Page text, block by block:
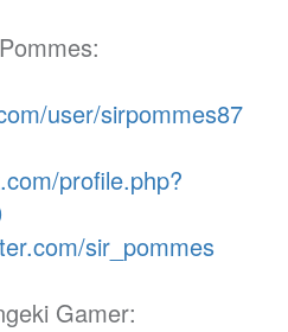
user/sirpommes87
profile.php?
sir_pommes
Gamer: